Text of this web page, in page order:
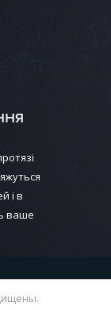
і в
ваше